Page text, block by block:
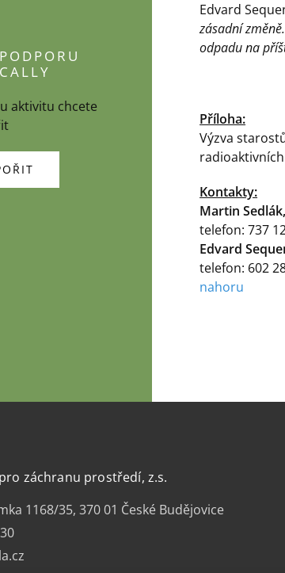
Edvard
zásadní
odpadu na
Příloha:
Výzva
Kontakty:
Martin
telefon: 737
Edvard
telefon: 602
nahoru
aktivitu chcete
záchranu prostředí, z.s.
1168/35, 370 01 České Budějovice